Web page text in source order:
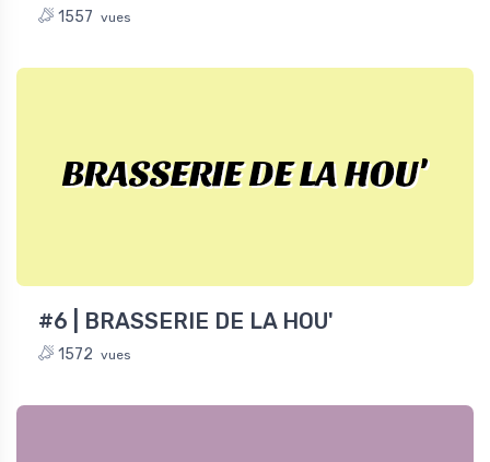
1557 vues
BRASSERIE DE LA HOU'
#6 | BRASSERIE DE LA HOU'
1572 vues